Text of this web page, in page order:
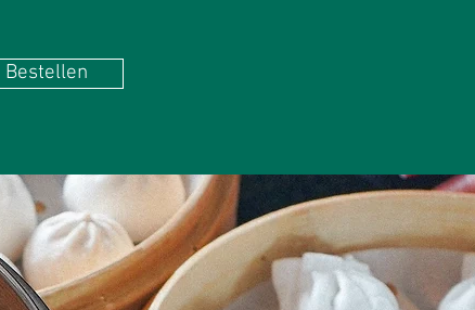
Bestellen